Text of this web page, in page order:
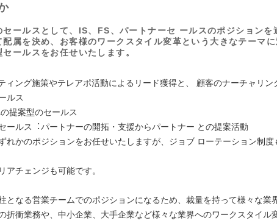
セールスとして、IS、FS、パートナーセ ールスのポジションを
配属を決め、お客様のワークスタイル変⾰という⼤きなテーマに
ールスをお任せいたします。
ィング施策やテレアポ活動によるリード獲得と、 顧客のナーチャリン
ルス
提案型のセールス
ールス︓パートナーの開拓・⽀援からパートナー との提案活動
れかのポジションをお任せいたしますが、ジョブ ローテーション制度
アチェンジも可能です。
となる営業チームでのポジションになるため、裁量を持って様々な業
折衝業務や、中⼩企業、⼤⼿企業など様々な業界へのワークスタイル